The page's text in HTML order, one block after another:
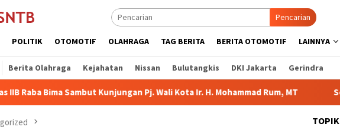
Pencarian
POLITIK OTOMOTIF OLAHRAGA TAG BERITA BERITA OTOMOTIF LAINNYA
Berita Olahraga Kejahatan Nissan Bulutangkis DKI Jakarta Gerindra
Kunjungan Pj. Wali Kota Ir. H. Mohammad Rum, MT Serahkan Bantuan di